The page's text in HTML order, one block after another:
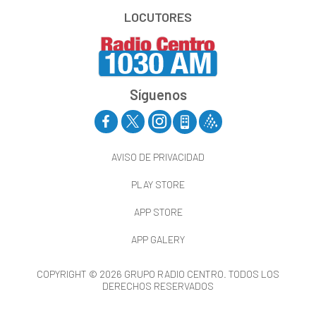
LOCUTORES
Síguenos
AVISO DE PRIVACIDAD
PLAY STORE
APP STORE
APP GALERY
COPYRIGHT © 2026 GRUPO RADIO CENTRO. TODOS LOS
DERECHOS RESERVADOS